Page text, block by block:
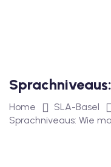
Deutsch B1
B1
Home
SLA-Basel
Sprachniveaus: Wie